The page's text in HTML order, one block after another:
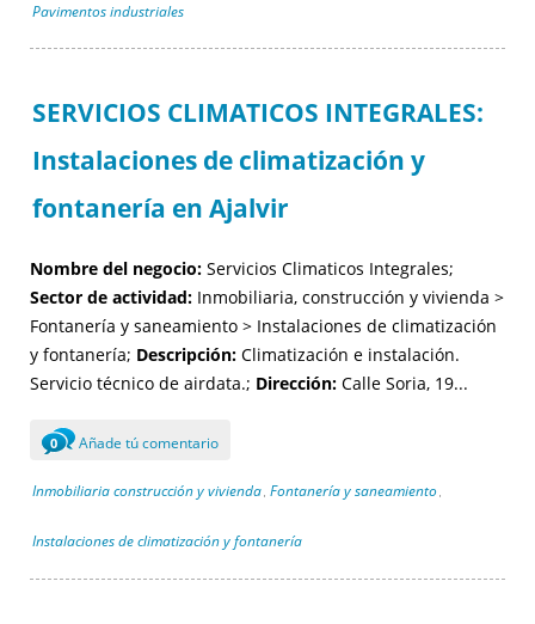
Pavimentos industriales
SERVICIOS CLIMATICOS INTEGRALES:
Instalaciones de climatización y
fontanería en Ajalvir
Nombre del negocio: Servicios Climaticos Integrales;
Sector de actividad: Inmobiliaria, construcción y vivienda >
Fontanería y saneamiento > Instalaciones de climatización
y fontanería; Descripción: Climatización e instalación.
Servicio técnico de airdata.; Dirección: Calle Soria, 19...
0 Añade tú comentario
Inmobiliaria construcción y vivienda , Fontanería y saneamiento ,
Instalaciones de climatización y fontanería